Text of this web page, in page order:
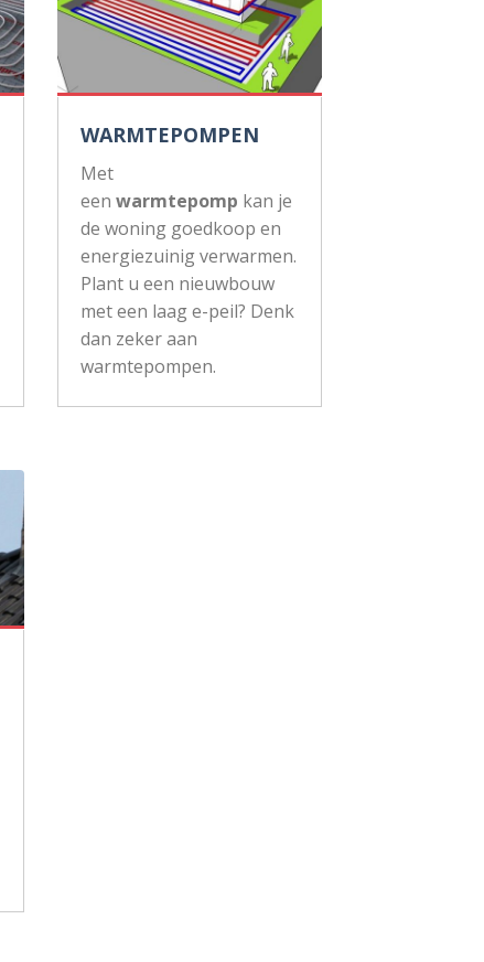
WARMTEPOMPEN
Met
een warmtepomp kan je
de woning goedkoop en
energiezuinig verwarmen.
Plant u een nieuwbouw
met een laag e-peil? Denk
dan zeker aan
warmtepompen.